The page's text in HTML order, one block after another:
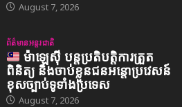
August 7, 2026
ព័ត៌មានអន្តរជាតិ
ម៉ាឡេស៊ី បន្តប្រតិបត្តិការត្រួត
ពិនិត្យ និងចាប់ខ្លួនជនអន្តោប្រវេសន៍
ខុសច្បាប់ទូទាំងប្រទេស
August 7, 2026